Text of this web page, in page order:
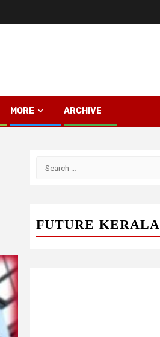
MORE ARCHIVE
FUTURE KERALA